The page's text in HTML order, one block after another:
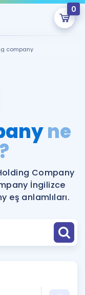
0
onlarca eğitim seni
company
ne
Company
İngilizce
eş anlamlıları.